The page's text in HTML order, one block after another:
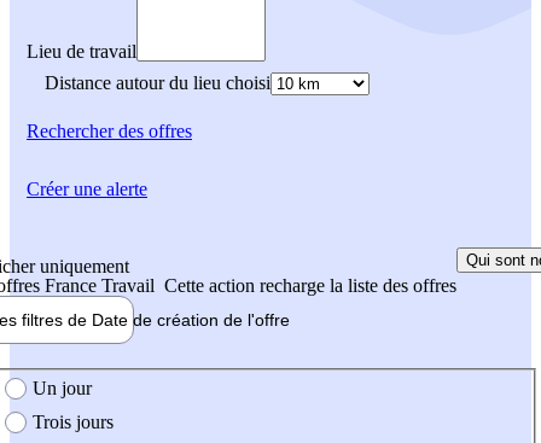
Lieu de travail
Distance autour du lieu choisi
Rechercherdes offres
uniquement
France Travail Cette action recharge la liste des offres
Qui sont
filtres de Date de création de l'offre
création de l'offre
Un jour
Trois jours
Créer une alerte